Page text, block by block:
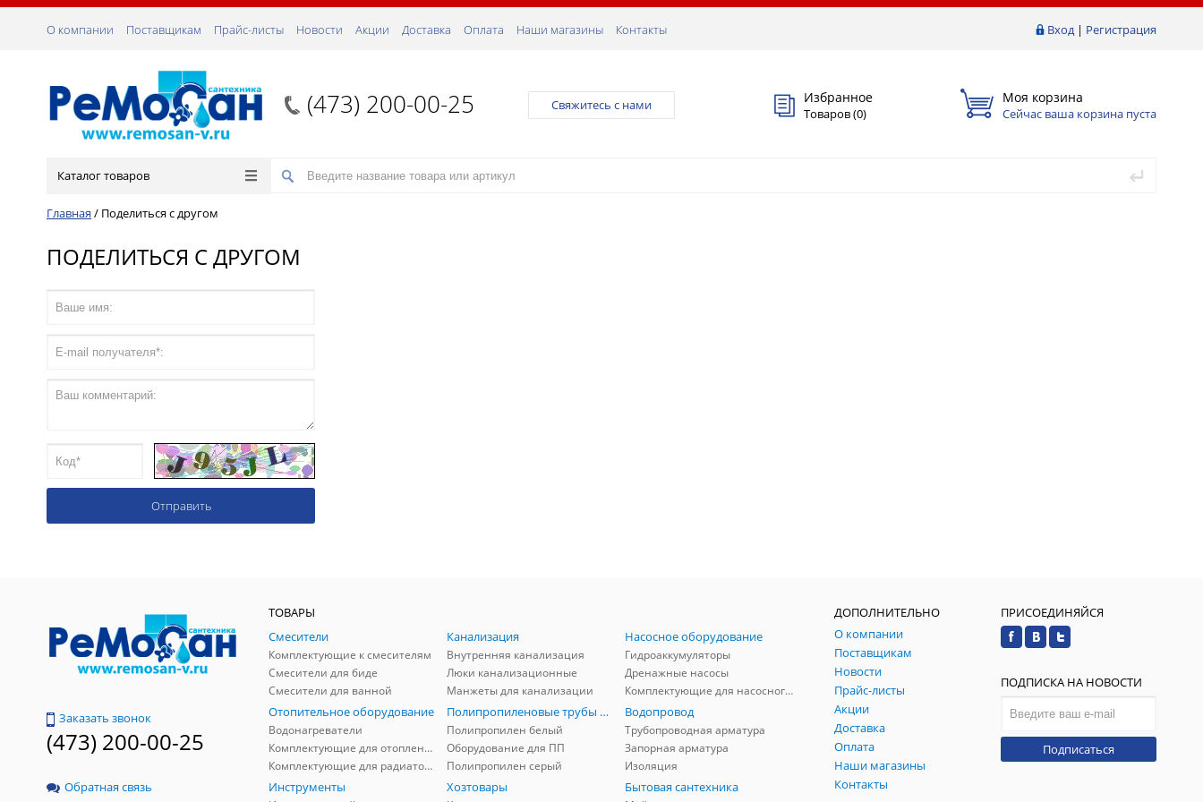
Вход| Регистрация
О компании Поставщикам Прайс-листы Новости Акции Доставка Оплата Наши магазины Контакты
(473) 200-00-25 Свяжитесь с нами Избранное
Товаров (0)
Моя корзина
Сейчас ваша корзина пуста
Каталог товаров
Главная / Поделиться с другом
ПОДЕЛИТЬСЯ С ДРУГОМ
Заказать звонок
(473) 200-00-25
Обратная связь
ТОВАРЫ
Смесители
Комплектующие к смесителям
Смесители для биде
Смесители для ванной
Канализация
Внутренняя канализация
Люки канализационные
Манжеты для канализации
Насосное оборудование
Гидроаккумуляторы
Дренажные насосы
Комплектующие для насосного оборудования
Отопительное оборудование
Водонагреватели
Комплектующие для отопления
Комплектующие для радиаторов
Полипропиленовые трубы и фитинги
Полипропилен белый
Оборудование для ПП
Полипропилен серый
Водопровод
Трубопроводная арматура
Запорная арматура
Изоляция
Инструменты Хозтовары Бытовая сантехника
ДОПОЛНИТЕЛЬНО
О компании
Поставщикам
Новости
Прайс-листы
Акции
Доставка
Оплата
Наши магазины
Контакты
ПРИСОЕДИНЯЙСЯ
ПОДПИСКА НА НОВОСТИ
Подписаться